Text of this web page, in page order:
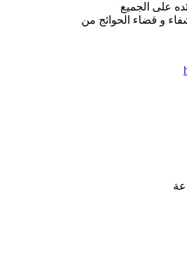
على الجميع
و قضاء الحوائج من